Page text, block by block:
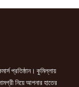
প্রতিষ্ঠান। কুমিল্লায়
নিয়ে আপনার হাতের